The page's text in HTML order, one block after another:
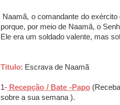
Naamã, o comandante do
porque, por meio de Naamã, o
Ele era um soldado valente, mas
Titulo: Escrava de Naamã
1- Recepção / Bate -Papo
sobre a sua semana ).